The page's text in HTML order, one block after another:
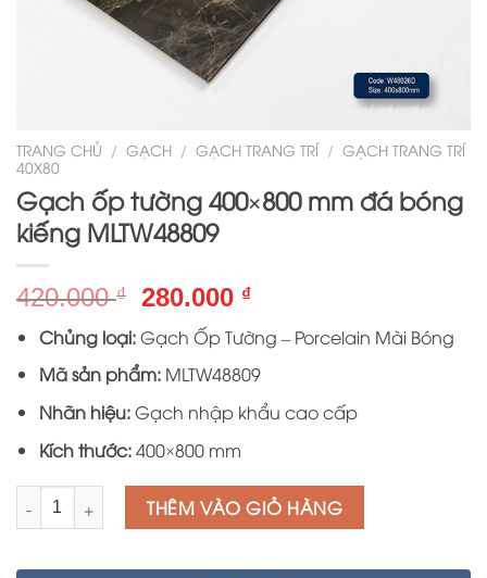
TRANG CHỦ / GẠCH / GẠCH TRANG TRÍ / GẠCH TRANG TRÍ
40X80
Gạch ốp tường 400×800 mm đá bóng
kiếng MLTW48809
420.000₫
Giá
là:
420.000 ₫.
280.000 ₫Giá
tại
là:
280.000 ₫.
Chủng loại:Gạch Ốp Tường – Porcelain Mài Bóng
Mã sản phẩm:MLTW48809
Nhãn hiệu:Gạch nhập khẩu cao cấp
Kích thước:400×800 mm
Số lượng THÊM VÀO GIỎ HÀNG